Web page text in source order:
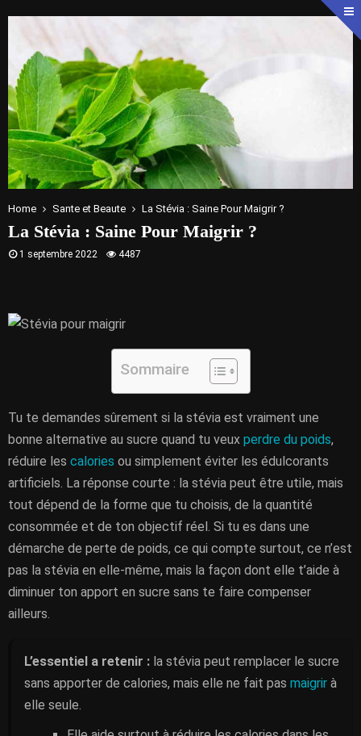
Home Sante et Beaute La Stévia : Saine Pour Maigrir ?
La Stévia : Saine Pour Maigrir ?
1 septembre 2022 4487
Sommaire
Tu te demandes sûrement si la stévia est vraiment une
bonne alternative au sucre quand tu veux perdre du poids,
réduire les calories ou simplement éviter les édulcorants
artificiels. La réponse courte : la stévia peut être utile, mais
tout dépend de la forme que tu choisis, de la quantité
consommée et de ton objectif réel. Si tu es dans une
démarche de perte de poids, ce qui compte surtout, ce n’est
pas la stévia en elle-même, mais la façon dont elle t’aide à
diminuer ton apport en sucre sans te faire compenser
ailleurs.
L’essentiel a retenir : la stévia peut remplacer le sucre
sans apporter de calories, mais elle ne fait pas maigrir à
elle seule.